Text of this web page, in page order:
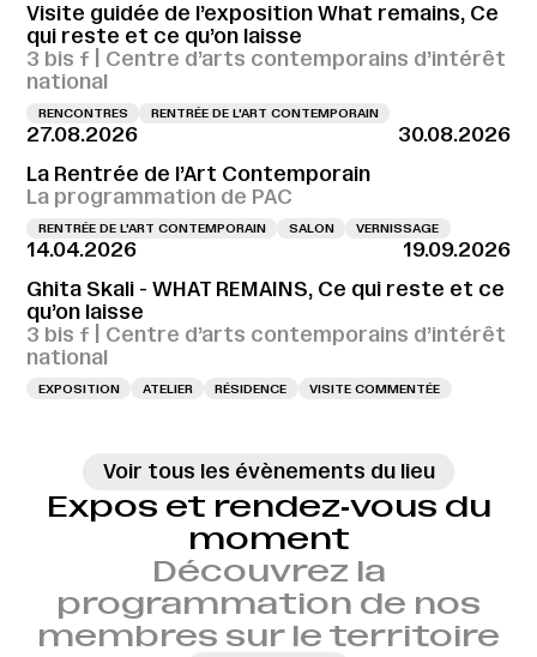
Visite guidée de l’exposition What remains, Ce
qui reste et ce qu’on laisse
3 bis f | Centre d’arts contemporains d’intérêt
national
RENCONTRES RENTRÉE DE L'ART CONTEMPORAIN
27.08.2026
30.08.2026
La Rentrée de l’Art Contemporain
La programmation de PAC
RENTRÉE DE L'ART CONTEMPORAIN SALON VERNISSAGE
14.04.2026
19.09.2026
Ghita Skali - WHAT REMAINS, Ce qui reste et ce
qu’on laisse
3 bis f | Centre d’arts contemporains d’intérêt
national
EXPOSITION ATELIER RÉSIDENCE VISITE COMMENTÉE
Voir tous les évènements du lieu
Expos et rendez‑vous du
moment
Découvrez la
programmation de nos
membres sur le territoire